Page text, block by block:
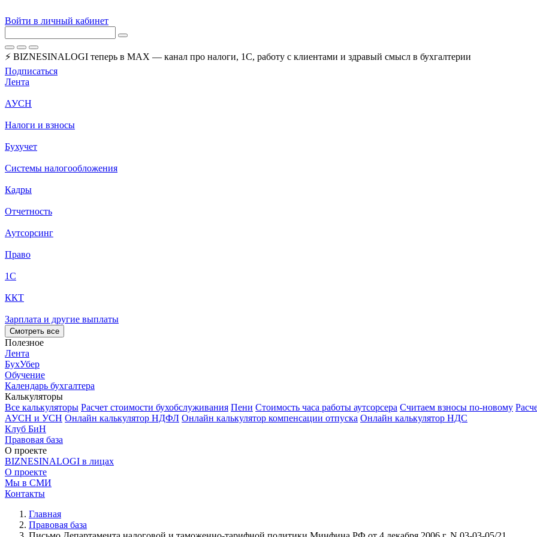
Войти в личный кабинет
⚡ BIZNESINALOGI теперь в MAX — канал про налоги, 1С, работу с клиентами и здравый смысл в бухгалтерии
Подписаться
Лента
АУСН
Налоги и взносы
Бухучет
Системы налогообложения
Кадры
Отчетность
Аутсорсинг
Право
1С
ККТ
Зарплата и другие выплаты
Смотреть все
Полезное
Лента
БухУбер
Обучение
Календарь бухгалтера
Калькуляторы
Все калькуляторы Расчет стоимости бухобслуживания Пени Стоимость часа работы аутсорсера Считаем взносы по-новому
АУСН и УСН Онлайн калькулятор НДФЛ Онлайн калькулятор компенсации отпуска Онлайн калькулятор НДС
Клуб БиН
Правовая база
О проекте
BIZNESINALOGI в лицах
О проекте
Мы в СМИ
Контакты
Главная
Правовая база